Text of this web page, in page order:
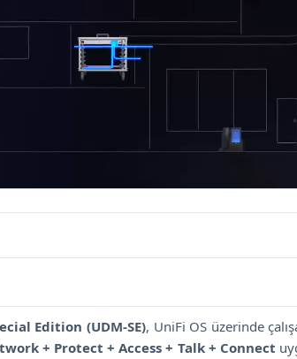
Edition (UDM-SE), UniFi OS üzerinde
+ Protect + Access + Talk + Connect